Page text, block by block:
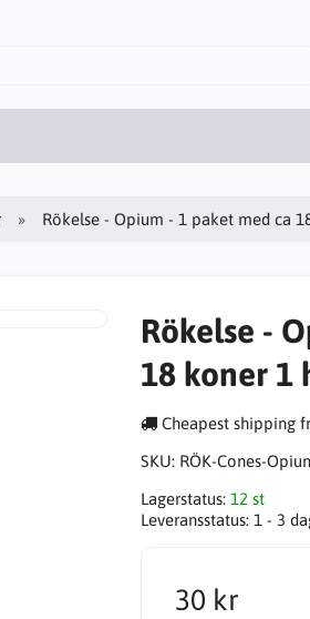
Rökelse - Opium - 1 paket med ca
Rökelse -
18 koner 1
Cheapest shipping
SKU: RÖK-Cones-
Lagerstatus: 12 st
Leveransstatus: 1 - 3
30 kr